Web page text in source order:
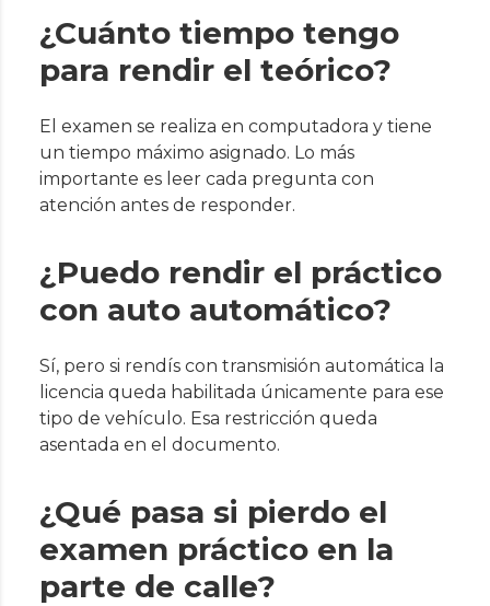
¿Cuánto tiempo tengo
para rendir el teórico?
El examen se realiza en computadora y tiene
un tiempo máximo asignado. Lo más
importante es leer cada pregunta con
atención antes de responder.
¿Puedo rendir el práctico
con auto automático?
Sí, pero si rendís con transmisión automática la
licencia queda habilitada únicamente para ese
tipo de vehículo. Esa restricción queda
asentada en el documento.
¿Qué pasa si pierdo el
examen práctico en la
parte de calle?